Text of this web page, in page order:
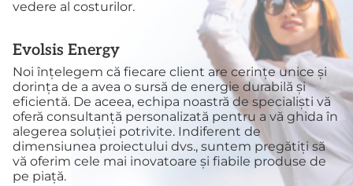
vedere al costurilor.
Evolsis Energy
Noi înțelegem că fiecare client are cerințe unice și
dorința de a avea o sursă de energie durabilă și
eficientă. De aceea, echipa noastră de specialiști vă
oferă consultanță personalizată pentru a vă ghida în
alegerea soluției potrivite. Indiferent de
dimensiunea proiectului dvs., suntem pregătiți să
vă oferim cele mai inovatoare și fiabile produse de
pe piață.